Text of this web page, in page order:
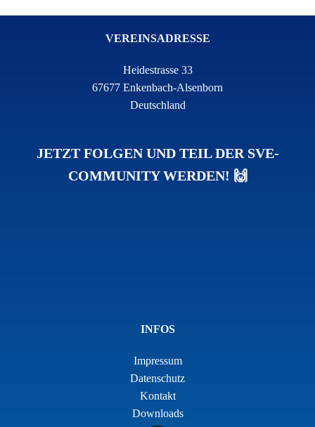
VEREINSADRESSE
Heidestrasse 33
67677 Enkenbach-Alsenborn
Deutschland
JETZT FOLGEN UND TEIL DER SVE-
COMMUNITY WERDEN! 🙌
INFOS
Impressum
Datenschutz
Kontakt
Downloads